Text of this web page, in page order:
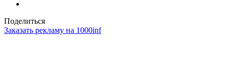
Поделиться
Заказать рекламу на 1000inf